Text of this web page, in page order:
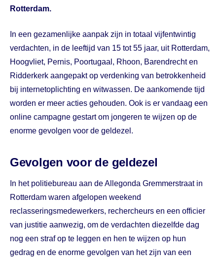
Rotterdam.
In een gezamenlijke aanpak zijn in totaal vijfentwintig
verdachten, in de leeftijd van 15 tot 55 jaar, uit Rotterdam,
Hoogvliet, Pernis, Poortugaal, Rhoon, Barendrecht en
Ridderkerk aangepakt op verdenking van betrokkenheid
bij internetoplichting en witwassen. De aankomende tijd
worden er meer acties gehouden. Ook is er vandaag een
online campagne gestart om jongeren te wijzen op de
enorme gevolgen voor de geldezel.
Gevolgen voor de geldezel
In het politiebureau aan de Allegonda Gremmerstraat in
Rotterdam waren afgelopen weekend
reclasseringsmedewerkers, rechercheurs en een officier
van justitie aanwezig, om de verdachten diezelfde dag
nog een straf op te leggen en hen te wijzen op hun
gedrag en de enorme gevolgen van het zijn van een